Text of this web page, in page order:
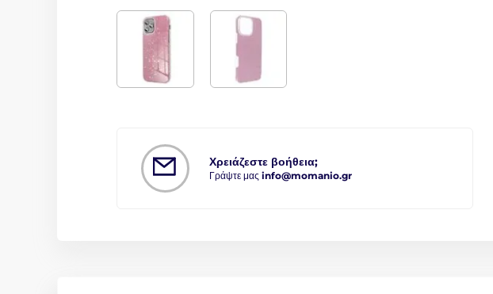
Χρειάζεστε βοήθεια;
Γράψτε μας info@momanio.gr